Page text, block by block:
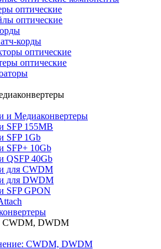
оптические
оптические
корды
оптические
оптические
и Медиаконвертеры
SFP 155MB
SFP 1Gb
SFP+ 10Gb
QSFP 40Gb
для CWDM
для DWDM
SFP GPON
CWDM, DWDM
CWDM, DWDM